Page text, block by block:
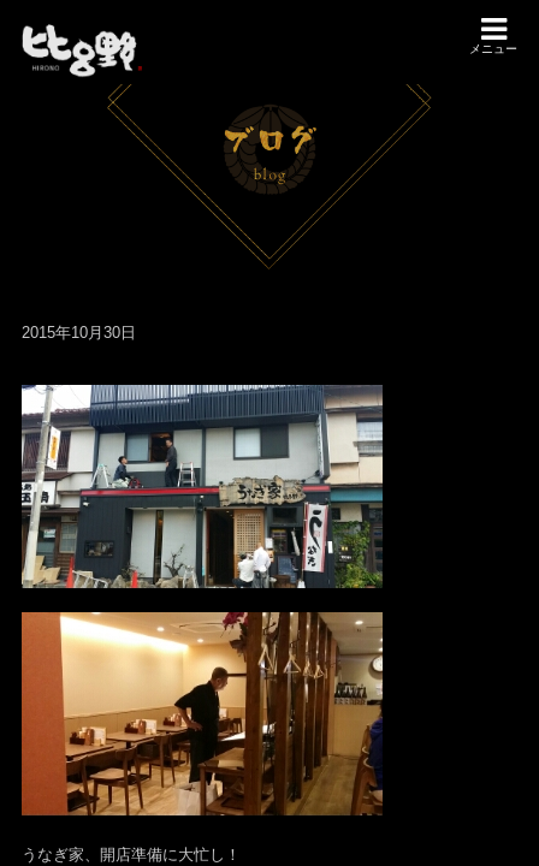
メニュー
2015年10月30日
うなぎ家、開店準備に大忙し！